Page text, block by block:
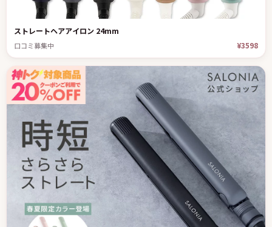
ストレートヘアアイロン 24mm
口コミ募集中 ¥3598